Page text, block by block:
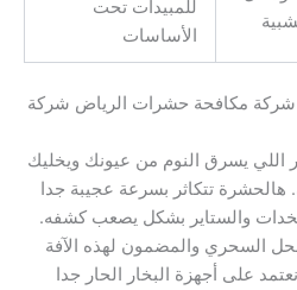
للمبيدات تحت
الأساسات
شركة مكافحة حشرات الرياض شركة
اللي يسرق النوم من عيونك ويخليك
تتكاثر بسرعة عجيبة جدا
والستاير بشكل يصعب كشفه.
السحري والمضمون لهذه الآفة
على أجهزة البخار الحار جدا